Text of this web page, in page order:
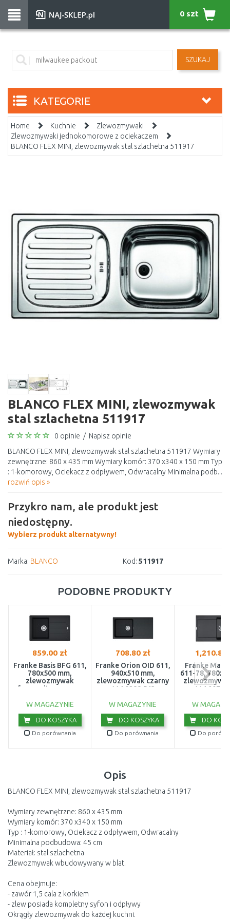
SZUKAJ
0 szt
KATEGORIE
Home Kuchnie
Zlewozmywaki
Zlewozmywaki jednokomorowe z ociekaczem
BLANCO FLEX MINI, zlewozmywak stal szlachetna 511917
BLANCO FLEX MINI, zlewozmywak
stal szlachetna 511917
0 opinie / Napisz opinie
BLANCO FLEX MINI, zlewozmywak stal szlachetna 511917 Wymiary
zewnętrzne: 860 x 435 mm Wymiary komór: 370 x340 x 150 mm Typ
: 1-komorowy, Ociekacz z odpływem, Odwracalny Minimalna podb...
rozwiń opis »
Przykro nam, ale produkt jest
niedostępny.
Wybierz produkt alternatywny!
Marka: BLANCO Kod: 511917
PODOBNE PRODUKTY
859.00 zł
Franke Basis BFG 611,
780x500 mm,
zlewozmywak
fragranitowy, onyx
W MAGAZYNIE
DO KOSZYKA
Do porównania
708.80 zł
Franke Orion OID 611,
940x510 mm,
zlewozmywak czarny
114.0288.543
W MAGAZYNIE
DO KOSZYKA
Do porównania
1,210.81
Franke Maris
611-78,
W
DO
Do
Opis
BLANCO FLEX MINI, zlewozmywak stal szlachetna 511917
Wymiary zewnętrzne: 860 x 435 mm
Wymiary komór: 370 x340 x 150 mm
Typ : 1-komorowy, Ociekacz z odpływem, Odwracalny
Minimalna podbudowa: 45 cm
Materiał: stal szlachetna
Zlewozmywak wbudowywany w blat.
Cena obejmuje:
- zawór 1,5 cala z korkiem
- zlew posiada kompletny syfon i odpływy
Okrągły zlewozmywak do każdej kuchni.